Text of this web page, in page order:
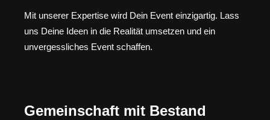
Mit unserer Expertise wird Dein Event einzigartig. Lass
uns Deine Ideen in die Realität umsetzen und ein
unvergessliches Event schaffen.
Gemeinschaft mit Bestand